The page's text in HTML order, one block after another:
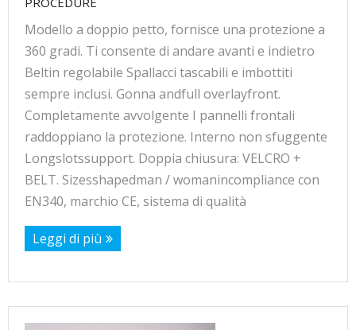
Modello a doppio petto, fornisce una protezione a
360 gradi. Ti consente di andare avanti e indietro
Beltin regolabile Spallacci tascabili e imbottiti
sempre inclusi. Gonna andfull overlayfront.
Completamente avvolgente I pannelli frontali
raddoppiano la protezione. Interno non sfuggente
Longslotssupport. Doppia chiusura: VELCRO +
BELT. Sizesshapedman / womanincompliance con
EN340, marchio CE, sistema di qualità
Leggi di più